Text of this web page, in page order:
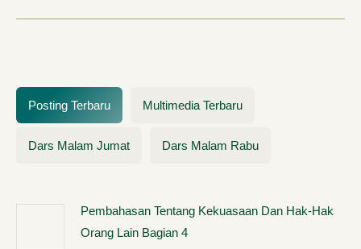
Posting Terbaru Multimedia Terbaru
Dars Malam Jumat Dars Malam Rabu
Pembahasan Tentang Kekuasaan Dan Hak-Hak
Orang Lain Bagian 4